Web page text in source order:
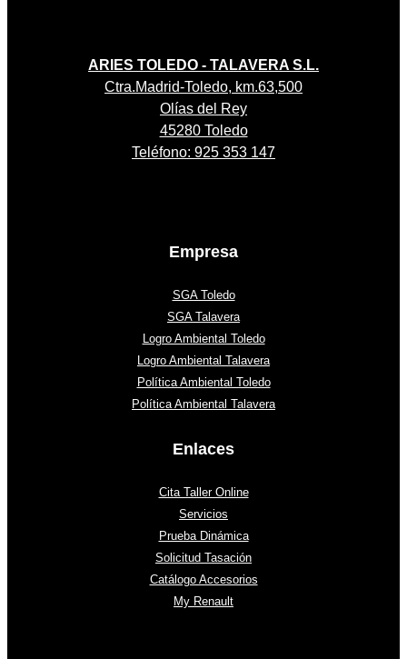
ARIES TOLEDO - TALAVERA S.L.
Ctra.Madrid-Toledo, km.63,500
Olías del Rey
45280 Toledo
Teléfono: 925 353 147
Empresa
SGA Toledo
SGA Talavera
Logro Ambiental Toledo
Logro Ambiental Talavera
Política Ambiental Toledo
Política Ambiental Talavera
Enlaces
Cita Taller Online
Servicios
Prueba Dinámica
Solicitud Tasación
Catálogo Accesorios
My Renault